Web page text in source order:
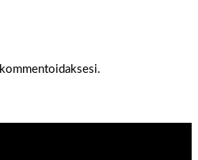
kommentoidaksesi.